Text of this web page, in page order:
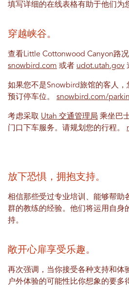
填写详细的在线表格有助于他们为
穿越峡谷。
查看Little Cottonwood Canyon路
snowbird.com 或者 udot.utah.gov
如果您不是Snowbird旅馆的客人
预订停车位。 snowbird.com/
考虑采取 Utah 交通管理局 乘坐巴
门口下车服务。请规划您的行程。
放下恐惧，拥抱支持。
相信那些受过专业培训、能够帮助
群的教练的经验。他们将运用自身
持。
敞开心扉享受乐趣。
再次强调，当你接受各种支持和体
户外体验的可能性比你想象的要多